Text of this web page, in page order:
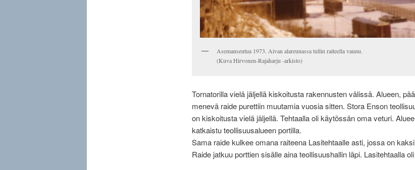
Asemanseutua 1973. Aivan alareunassa tullin raiteella vaunu.
(Kuva Hirvonen-Rajaharju -arkisto)
Tornatorilla vielä jäljellä kiskoitusta rakennusten välissä. Alueen,
menevä raide purettiin muutamia vuosia sitten. Stora Enson
on kiskoitusta vielä jäljellä. Tehtaalla oli käytössän oma veturi.
katkaistu teollisuusalueen portilla.
Sama raide kulkee omana raiteena Lasitehtaalle asti, jossa on
Raide jatkuu porttien sisälle aina teollisuushallin läpi. Lasitehtaalla